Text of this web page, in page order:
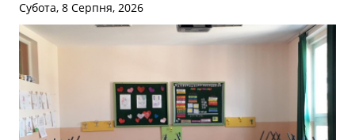
Субота, 8 Серпня, 2026